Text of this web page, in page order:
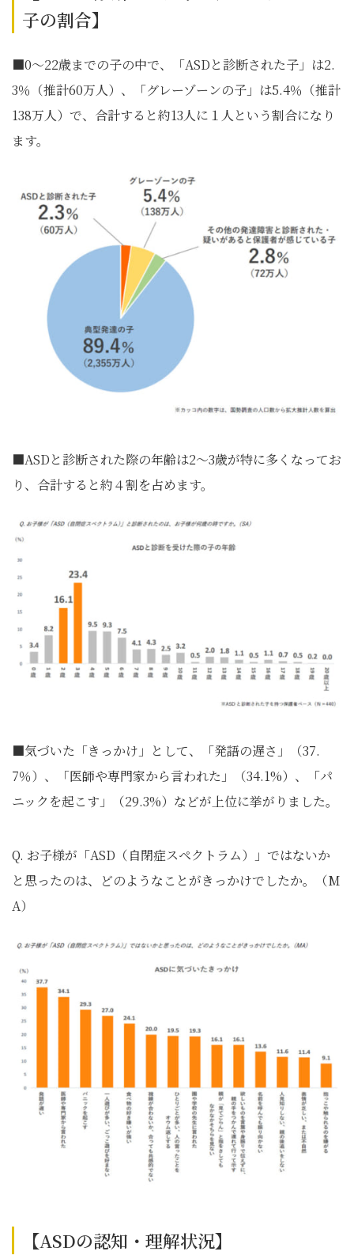
子の割合】
■0～22歳までの子の中で、「ASDと診断された子」は2.
3％（推計60万人）、「グレーゾーンの子」は5.4％（推計
138万人）で、合計すると約13人に１人という割合になり
ます。
■ASDと診断された際の年齢は2～3歳が特に多くなってお
り、合計すると約４割を占めます。
■気づいた「きっかけ」として、「発語の遅さ」（37.
7％）、「医師や専門家から言われた」（34.1%）、「パ
ニックを起こす」（29.3%）などが上位に挙がりました。
Q. お子様が「ASD（自閉症スペクトラム）」ではないか
と思ったのは、どのようなことがきっかけでしたか。（M
A）
【ASDの認知・理解状況】